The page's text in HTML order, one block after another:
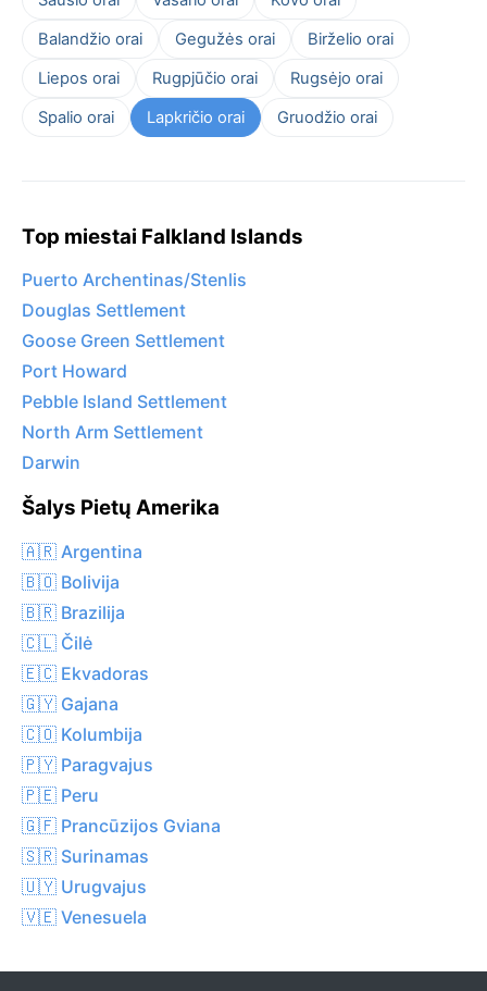
Balandžio orai
Gegužės orai
Birželio orai
Liepos orai
Rugpjūčio orai
Rugsėjo orai
Spalio orai
Lapkričio orai Gruodžio orai
Top miestai Falkland Islands
Puerto Archentinas/Stenlis
Douglas Settlement
Goose Green Settlement
Port Howard
Pebble Island Settlement
North Arm Settlement
Darwin
Šalys Pietų Amerika
🇦🇷 Argentina
🇧🇴 Bolivija
🇧🇷 Brazilija
🇨🇱 Čilė
🇪🇨 Ekvadoras
🇬🇾 Gajana
🇨🇴 Kolumbija
🇵🇾 Paragvajus
🇵🇪 Peru
🇬🇫 Prancūzijos Gviana
🇸🇷 Surinamas
🇺🇾 Urugvajus
🇻🇪 Venesuela